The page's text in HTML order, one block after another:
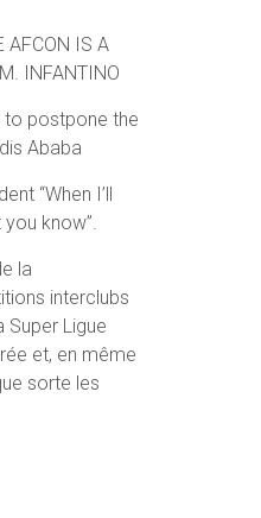
AFCON IS A
INFANTINO
to postpone the
Ababa
“When I’ll
know”.
la
interclubs
Super Ligue
et, en même
sorte les